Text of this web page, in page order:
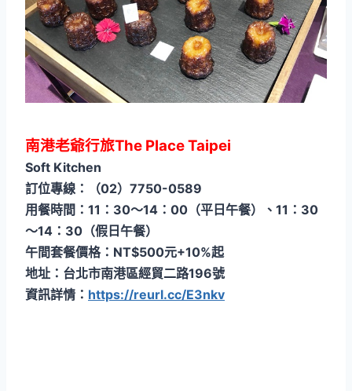
南港老爺行旅The Place Taipei
Soft Kitchen
訂位專線：（02）7750-0589
用餐時間：11：30～14：00（平日午餐）、11：30
～14：30（假日午餐）
午間套餐價格：NT$500元+10%起
地址：台北市南港區經貿二路196號
資訊詳情： https://reurl.cc/E3nkv